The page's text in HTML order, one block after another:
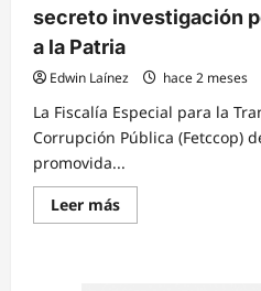
secreto investigación
a la Patria
Edwin Laínez hace 2 meses
La Fiscalía Especial para la
Corrupción Pública (Fetccop)
promovida...
Leer másRead
more